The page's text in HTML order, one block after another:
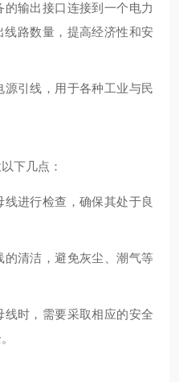
的输出接口连接到一个电力
路数量，提高经济性和安
源引线，用于各种工业与民
下几点：
线进行检查，确保其处于良
的清洁，避免灰尘、潮气等
线时，需要采取相应的安全